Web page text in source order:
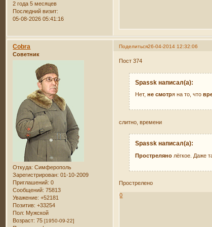
2 года 5 месяцев
Последний визит:
05-08-2026 05:41:16
Поделиться26-04-2014 12:32:06
Cobra
Советник
Откуда: Симферополь
Зарегистрирован: 01-10-2009
Приглашений: 0
Сообщений: 75813
Уважение: +52181
Позитив: +33254
Пол: Мужской
Возраст: 75[1950-09-22]
Пост 374
Spassk написал(а):
Нет,не смотря на то, что
слитно, времени
Spassk написал(а):
Простреляно лёгкое. Даже
Прострелено
0